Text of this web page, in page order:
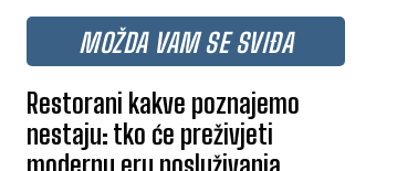
MOŽDA VAM SE SVIĐA
Restorani kakve poznajemo
nestaju: tko će preživjeti